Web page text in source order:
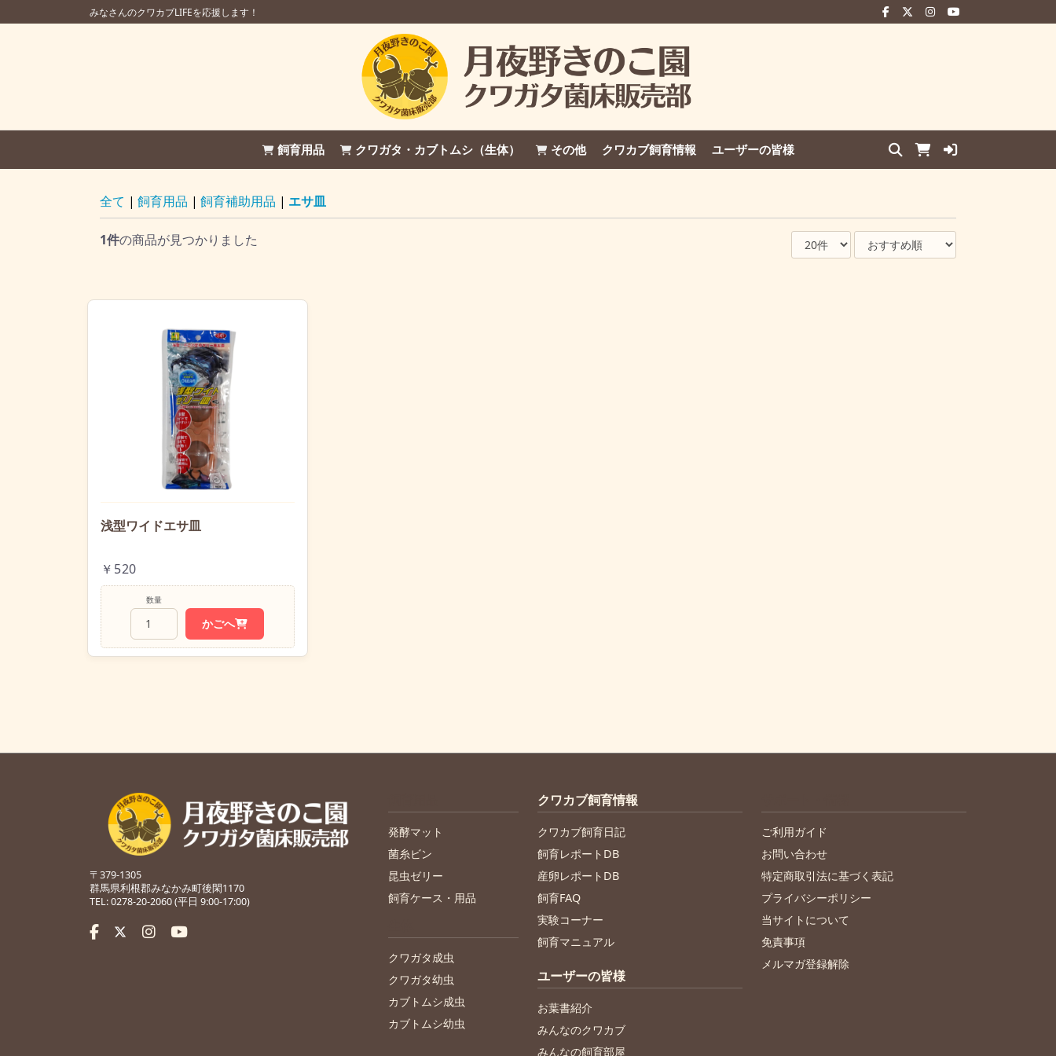
みなさんのクワカブLIFEを応援します！
飼育用品 クワガタ・カブトムシ（生体） その他 クワカブ飼育情報 ユーザーの皆様
全て | 飼育用品 | 飼育補助用品 | エサ皿
1件の商品が見つかりました
浅型ワイドエサ皿
￥520
数量
かごへ
〒379-1305
群馬県利根郡みなかみ町後閑1170
TEL: 0278-20-2060 (平日 9:00-17:00)
発酵マット
菌糸ビン
昆虫ゼリー
飼育ケース・用品
クワガタ成虫
クワガタ幼虫
カブトムシ成虫
カブトムシ幼虫
クワカブ飼育情報
クワカブ飼育日記
飼育レポートDB
産卵レポートDB
飼育FAQ
実験コーナー
飼育マニュアル
ユーザーの皆様
お葉書紹介
みんなのクワカブ
みんなの飼育部屋
ご利用ガイド
お問い合わせ
特定商取引法に基づく表記
プライバシーポリシー
当サイトについて
免責事項
メルマガ登録解除